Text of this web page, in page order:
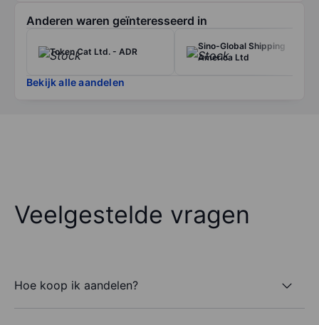
Anderen waren geïnteresseerd in
Token Cat Ltd. - ADR
Sino-Global Shipping
America Ltd
Bekijk alle aandelen
Veelgestelde vragen
Hoe koop ik aandelen?